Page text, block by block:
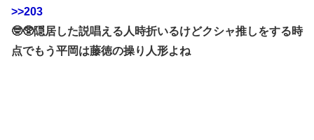
>>203
🤓🥸隠居した説唱える人時折いるけどクシャ推しをする時
点でもう平岡は藤徳の操り人形よね